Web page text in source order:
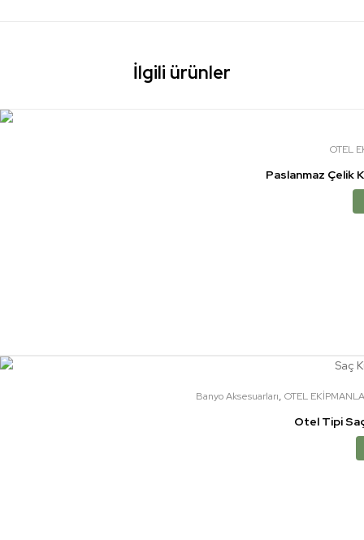
İlgili ürünler
OTEL
Paslanmaz Çelik
Banyo Aksesuarları, OTEL
Otel Tipi